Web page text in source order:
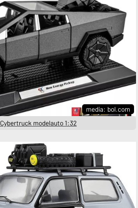
media: bol.com
modelauto 1:32